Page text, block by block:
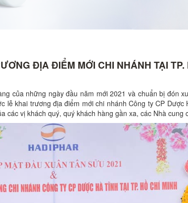
ĐỊA ĐIỂM MỚI CHI NHÁNH TẠI TP.
của những ngày đầu năm mới 2021 và chuẩn bị đón
lễ khai trương địa điểm mới chi nhánh Công ty CP Dược
vị khách quý, quý khách hàng gần xa, các Nhà cung